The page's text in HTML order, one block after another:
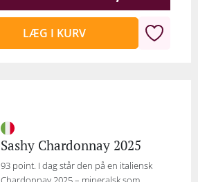
LÆG I KURV
Sashy Chardonnay 2025
93 point. I dag står den på en italiensk